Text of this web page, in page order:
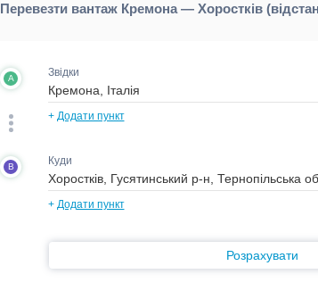
Перевезти вантаж Кремона — Хоростків
A Звідки
+ Додати пункт
B Куди
+ Додати пункт
Розрахувати